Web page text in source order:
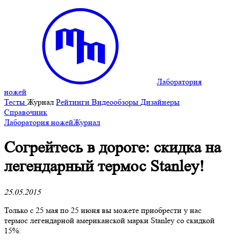
Лаборатория
ножей
Тесты Журнал Рейтинги Видеообзоры Дизайнеры
Справочник
Лаборатория ножейЖурнал
​Согрейтесь в дороге: скидка на
легендарный термос Stanley!
25.05.2015
Только с 25 мая по 25 июня вы можете приобрести у нас
термос легендарной американской марки Stanley со скидкой
15%.